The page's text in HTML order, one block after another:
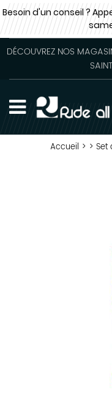
Besoin d'un conseil ?
DÉCOUVREZ NOS
Accueil > > Set